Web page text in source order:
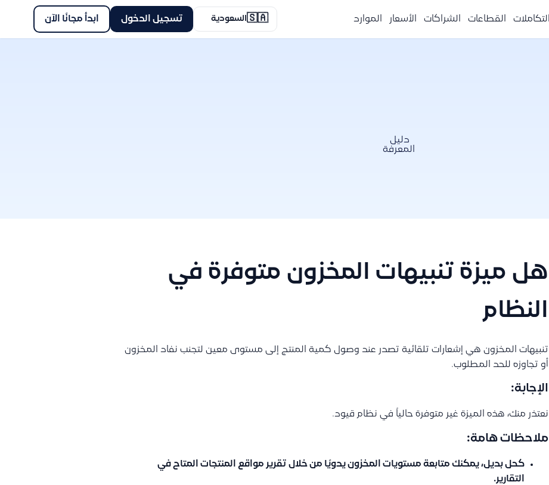
التكاملات القطاعات الشراكات الأسعار الموارد 🇸🇦السعودية تسجيل الدخول ابدأ مجانًا الآن
دليل
المعرفة
هل ميزة تنبيهات المخزون متوفرة في
النظام
تنبيهات المخزون هي إشعارات تلقائية تصدر عند وصول كمية المنتج إلى مستوى معين لتجنب نفاد المخزون
أو تجاوزه للحد المطلوب.
الإجابة:
نعتذر منك، هذه الميزة غير متوفرة حالياً في نظام قيود.
ملاحظات هامة:
كحل بديل، يمكنك متابعة مستويات المخزون يدويًا من خلال تقرير مواقع المنتجاتالمتاح في
التقارير.